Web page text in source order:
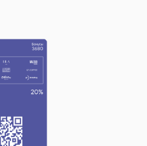
уровень
покупок более 100.000 рублей
100 000 р. за 360 дней,
15%